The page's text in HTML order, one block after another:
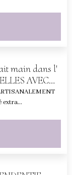
main dans l'
AVEC
extra...